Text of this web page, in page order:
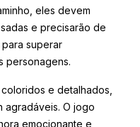
eles devem
e precisarão de
superar
personagens.
e detalhados,
O jogo
emocionante e